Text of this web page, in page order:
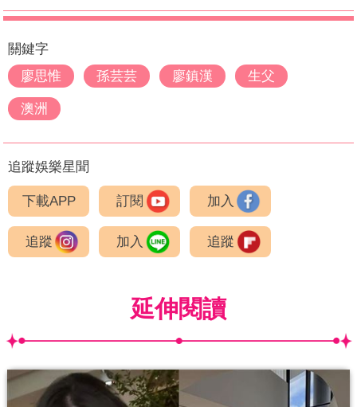
關鍵字
廖思惟
孫芸芸 廖鎮漢 生父
澳洲
追蹤娛樂星聞
下載APP 訂閱 加入
追蹤 加入 追蹤
延伸閱讀